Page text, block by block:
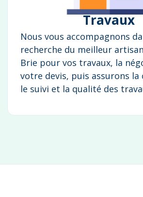
Travaux
Nous vous accompagnons
recherche du meilleur
Brie pour vos travaux, la
votre devis, puis assurons
le suivi et la qualité des